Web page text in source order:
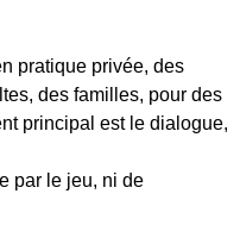
pratique privée, des
des familles, pour des
principal est le dialogue,
par le jeu, ni de